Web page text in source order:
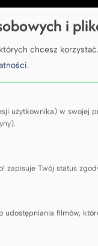
i
chcesz
.
użytkownika) w swojej
zapisuje Twój status
filmów,